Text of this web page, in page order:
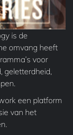
is de
omvang heeft
voor
geletterdheid,
een platform
van het